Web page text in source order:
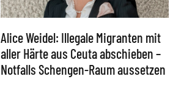
Alice Weidel: Illegale Migranten mit
aller Härte aus Ceuta abschieben –
Notfalls Schengen-Raum aussetzen